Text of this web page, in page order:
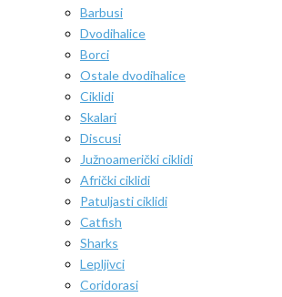
Barbusi
Dvodihalice
Borci
Ostale dvodihalice
Ciklidi
Skalari
Discusi
Južnoamerički ciklidi
Afrički ciklidi
Patuljasti ciklidi
Catfish
Sharks
Lepljivci
Coridorasi